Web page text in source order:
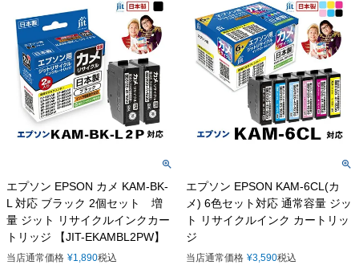
エプソン EPSON カメ KAM-BK-
L 対応 ブラック 2個セット 増
量 ジット リサイクルインクカー
トリッジ 【JIT-EKAMBL2PW】
当店通常価格 ¥1,890税込
エプソン EPSON KAM-6CL(カ
メ) 6色セット対応 通常容量 ジッ
ト リサイクルインク カートリッ
ジ
当店通常価格 ¥3,590税込